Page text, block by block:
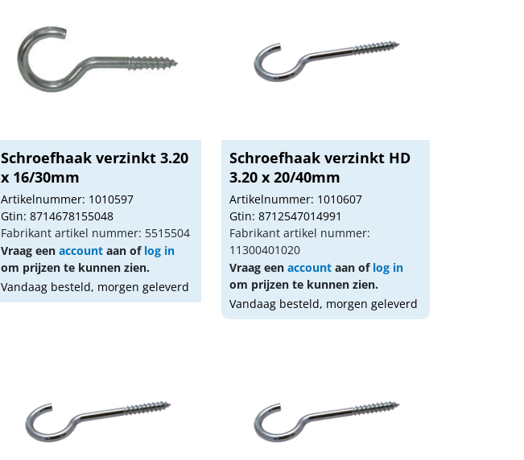
Schroefhaak verzinkt 3.20
x 16/30mm
Artikelnummer: 1010597
Gtin: 8714678155048
Fabrikant artikel nummer: 5515504
Vraag eenaccount aan of log in
om prijzen te kunnen zien.
Vandaag besteld, morgen geleverd
Schroefhaak verzinkt HD
3.20 x 20/40mm
Artikelnummer: 1010607
Gtin: 8712547014991
Fabrikant artikel nummer:
11300401020
Vraag eenaccount aan of log in
om prijzen te kunnen zien.
Vandaag besteld, morgen geleverd